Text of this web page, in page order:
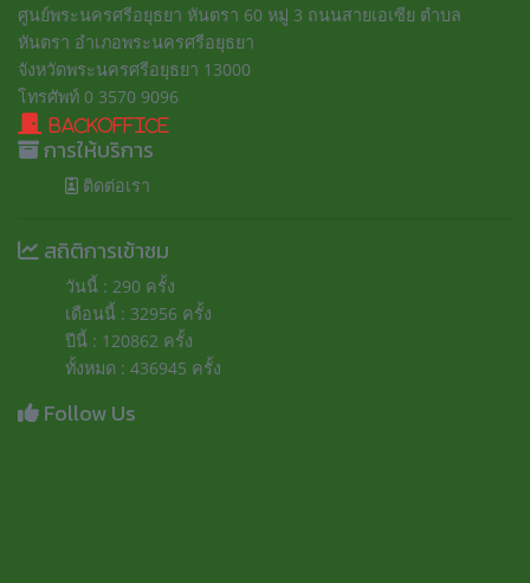
ศูนย์พระนครศรีอยุธยา หันตรา 60 หมู่ 3 ถนนสายเอเซีย ตำบล
หันตรา อำเภอพระนครศรีอยุธยา
จังหวัดพระนครศรีอยุธยา 13000
โทรศัพท์ 0 3570 9096
BackOffice
การให้บริการ
ติดต่อเรา
สถิติการเข้าชม
วันนี้ : 290 ครั้ง
เดือนนี้ : 32956 ครั้ง
ปีนี้ : 120862 ครั้ง
ทั้งหมด : 436945 ครั้ง
Follow Us